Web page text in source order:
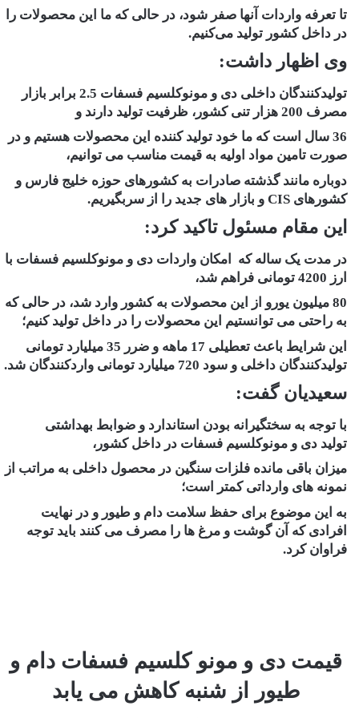
تا تعرفه واردات آنها صفر شود، در حالی که ما این محصولات را
در داخل کشور تولید می‌کنیم.
وی اظهار داشت:
تولیدکنندگان داخلی دی و مونوکلسیم فسفات 2.5 برابر بازار
مصرف 200 هزار تنی کشور، ظرفیت تولید دارند و
36 سال است که ما خود تولید کننده این محصولات هستیم و در
صورت تامین مواد اولیه به قیمت مناسب می توانیم،
دوباره مانند گذشته صادرات به کشورهای حوزه خلیج فارس و
کشورهای CIS و بازار های جدید را از سربگیریم.
این مقام مسئول تاکید کرد:
در مدت یک ساله که امکان واردات دی و مونوکلسیم فسفات با
ارز 4200 تومانی فراهم شد،
80 میلیون یورو از این محصولات به کشور وارد شد، در حالی که
به راحتی می توانستیم این محصولات را در داخل تولید کنیم؛
این شرایط باعث تعطیلی 17 ماهه و ضرر 35 میلیارد تومانی
تولیدکنندگان داخلی و سود 720 میلیارد تومانی واردکنندگان شد.
سعیدیان گفت:
با توجه به سختگیرانه بودن استاندارد و ضوابط بهداشتی
تولید دی و مونوکلسیم فسفات در داخل کشور،
میزان باقی مانده فلزات سنگین در محصول داخلی به مراتب از
نمونه های وارداتی کمتر است؛
به این موضوع برای حفظ سلامت دام و طیور و در نهایت
افرادی که آن گوشت و مرغ ها را مصرف می کنند باید توجه
فراوان کرد.
قیمت دی و مونو کلسیم فسفات دام و
طیور از شنبه کاهش می یابد